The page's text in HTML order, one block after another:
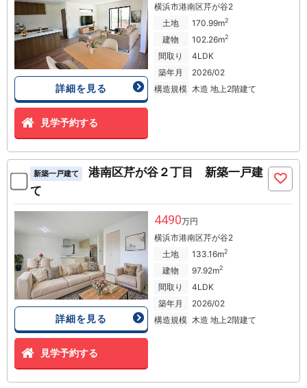
詳細を見る
見学予約する
横浜市港南区芹が谷2
土地
170.99m2
建物 102.26m2
間取り
4LDK
築年月
2026/02
構造規模 木造 地上2階建て
新築一戸建て
港南区芹が谷２丁目 新築一戸建
て
詳細を見る
見学予約する
4490万円
横浜市港南区芹が谷2
土地
133.16m2
建物 97.92m2
間取り
4LDK
築年月
2026/02
構造規模 木造 地上2階建て